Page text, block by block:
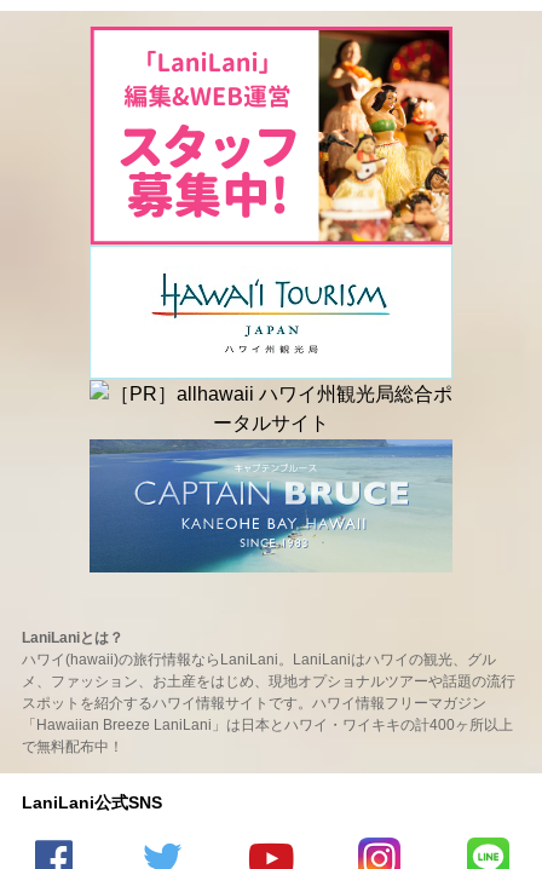
LaniLaniとは？
ハワイ(hawaii)の旅行情報ならLaniLani。LaniLaniはハワイの観光、グル
メ、ファッション、お土産をはじめ、現地オプショナルツアーや話題の流行
スポットを紹介するハワイ情報サイトです。ハワイ情報フリーマガジン
「Hawaiian Breeze LaniLani」は日本とハワイ・ワイキキの計400ヶ所以上
で無料配布中！
LaniLani公式SNS